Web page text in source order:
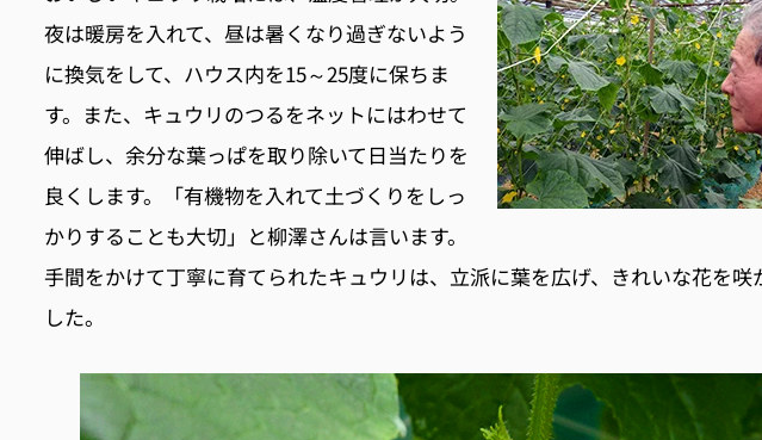
夜は暖房を入れて、昼は暑くなり過ぎないよう
に換気をして、ハウス内を15～25度に保ちま
す。また、キュウリのつるをネットにはわせて
伸ばし、余分な葉っぱを取り除いて日当たりを
良くします。「有機物を入れて土づくりをしっ
かりすることも大切」と柳澤さんは言います。
手間をかけて丁寧に育てられたキュウリは、立派に葉を広げ、きれいな花を咲
した。